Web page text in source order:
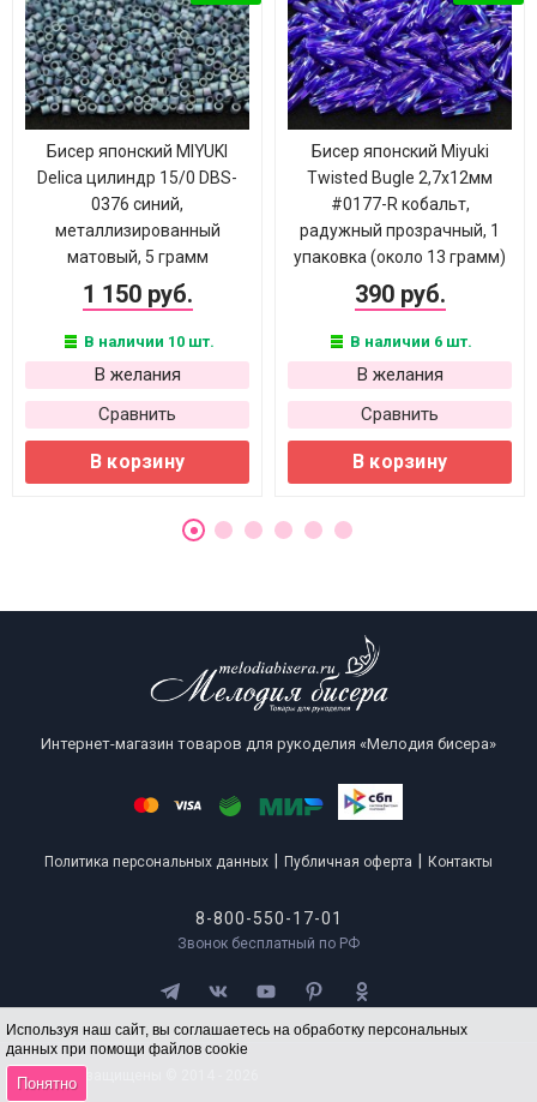
Используя наш сайт, вы соглашаетесь на обработку персональных
данных при помощи файлов cookie
Понятно
Бисер японский MIYUKI
Delica цилиндр 15/0 DBS-
0376 синий,
металлизированный
матовый, 5 грамм
1 150 руб.
В наличии 10 шт.
В желания
Сравнить
В корзину
Бисер японский Miyuki
Twisted Bugle 2,7х12мм
#0177-R кобальт,
радужный прозрачный, 1
упаковка (около 13 грамм)
390 руб.
В наличии 6 шт.
В желания
Сравнить
В корзину
Интернет-магазин товаров для рукоделия «Мелодия бисера»
Политика персональных данных Публичная оферта Контакты
8-800-550-17-01
Звонок бесплатный по РФ
Все права защищены © 2014 - 2026